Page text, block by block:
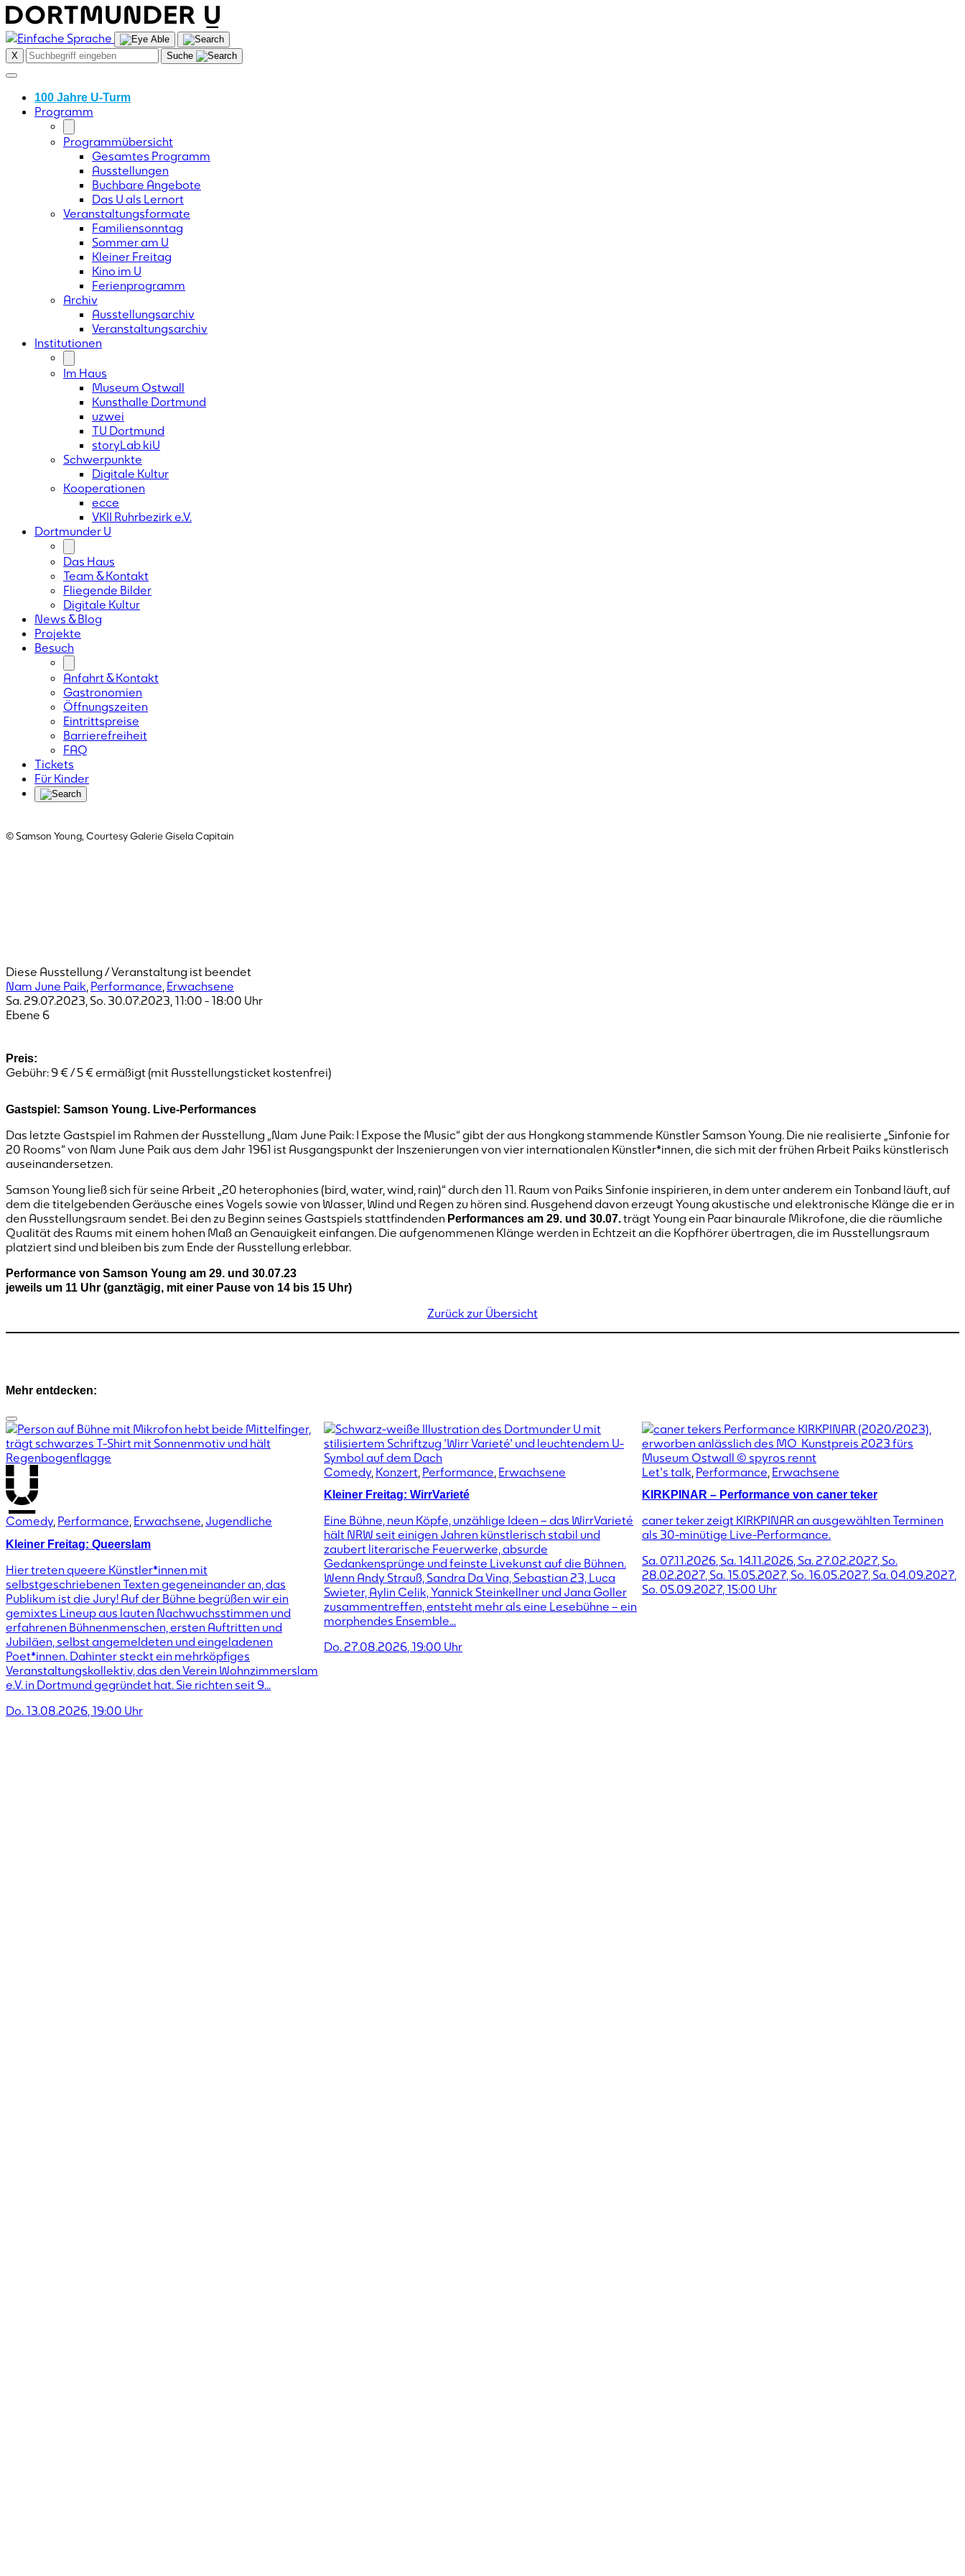
Skip
to
content
X Suche
100 Jahre U-Turm
Programm
Programmübersicht
Gesamtes Programm
Ausstellungen
Buchbare Angebote
Das U als Lernort
Veranstaltungsformate
Familiensonntag
Sommer am U
Kleiner Freitag
Kino im U
Ferienprogramm
Archiv
Ausstellungsarchiv
Veranstaltungsarchiv
Institutionen
Im Haus
Museum Ostwall
Kunsthalle Dortmund
uzwei
TU Dortmund
storyLab kiU
Schwerpunkte
Digitale Kultur
Kooperationen
ecce
VKII Ruhrbezirk e.V.
Dortmunder U
Das Haus
Team & Kontakt
Fliegende Bilder
Digitale Kultur
News & Blog
Projekte
Besuch
Anfahrt & Kontakt
Gastronomien
Öffnungszeiten
Eintrittspreise
Barrierefreiheit
FAQ
Tickets
Für Kinder
© Samson Young, Courtesy Galerie Gisela Capitain
Diese Ausstellung / Veranstaltung ist beendet
Nam June Paik Performance Erwachsene
Sa. 29.07.2023 So. 30.07.2023 11:00 - 18:00 Uhr
Ebene 6
Preis:
Gebühr: 9 € / 5 € ermäßigt (mit Ausstellungsticket kostenfrei)
Gastspiel: Samson Young. Live-Performances
Das letzte Gastspiel im Rahmen der Ausstellung „Nam June Paik: I Expose the Music“ gibt der aus Hongkong stammende Künstler Samson Young. Die nie realisierte „Sinfonie for
20 Rooms“ von Nam June Paik aus dem Jahr 1961 ist Ausgangspunkt der Inszenierungen von vier internationalen Künstler*innen, die sich mit der frühen Arbeit Paiks künstlerisch
auseinandersetzen.
Samson Young ließ sich für seine Arbeit „20 heterophonies (bird, water, wind, rain)“ durch den 11. Raum von Paiks Sinfonie inspirieren, in dem unter anderem ein Tonband läuft, auf
dem die titelgebenden Geräusche eines Vogels sowie von Wasser, Wind und Regen zu hören sind. Ausgehend davon erzeugt Young akustische und elektronische Klänge die er in
den Ausstellungsraum sendet. Bei den zu Beginn seines Gastspiels stattfindenden Performances am 29. und 30.07.trägt Young ein Paar binaurale Mikrofone, die die räumliche
Qualität des Raums mit einem hohen Maß an Genauigkeit einfangen. Die aufgenommenen Klänge werden in Echtzeit an die Kopfhörer übertragen, die im Ausstellungsraum
platziert sind und bleiben bis zum Ende der Ausstellung erlebbar.
Performance von Samson Young am 29. und 30.07.23
jeweils um 11 Uhr (ganztägig, mit einer Pause von 14 bis 15 Uhr)
Zurück zur Übersicht
Mehr entdecken:
Comedy, Performance, Erwachsene, Jugendliche
Kleiner Freitag: Queerslam
Hier treten queere Künstler*innen mit
selbstgeschriebenen Texten gegeneinander an, das
Publikum ist die Jury! Auf der Bühne begrüßen wir ein
gemixtes Lineup aus lauten Nachwuchsstimmen und
erfahrenen Bühnenmenschen, ersten Auftritten und
Jubiläen, selbst angemeldeten und eingeladenen
Poet*innen. Dahinter steckt ein mehrköpfiges
Veranstaltungskollektiv, das den Verein Wohnzimmerslam
e.V. in Dortmund gegründet hat. Sie richten seit 9...
Do. 13.08.2026 19:00 Uhr
Comedy, Konzert Performance Erwachsene
Kleiner Freitag: WirrVarieté
Eine Bühne, neun Köpfe, unzählige Ideen – das WirrVarieté
hält NRW seit einigen Jahren künstlerisch stabil und
zaubert literarische Feuerwerke, absurde
Gedankensprünge und feinste Livekunst auf die Bühnen.
Wenn Andy Strauß, Sandra Da Vina, Sebastian 23, Luca
Swieter, Aylin Celik, Yannick Steinkellner und Jana Goller
zusammentreffen, entsteht mehr als eine Lesebühne – ein
morphendes Ensemble...
Do. 27.08.2026, 19:00 Uhr
Let's talk Performance Erwachsene
KIRKPINAR – Performance von caner teker
caner teker zeigt KIRKPINAR an ausgewählten Terminen
als 30-minütige Live-Performance.
Sa. 07.11.2026, Sa. 14.11.2026, Sa. 27.02.2027, So.
28.02.2027, Sa. 15.05.2027, So. 16.05.2027, Sa. 04.09.2027,
So. 05.09.2027, 15:00 Uhr